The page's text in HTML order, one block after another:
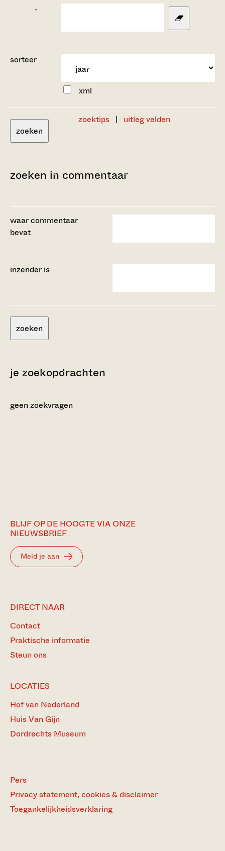
-
sorteer
xml
zoeken
zoektips | uitleg velden
zoeken in commentaar
waar commentaar
bevat
inzender is
zoeken
je zoekopdrachten
geen zoekvragen
BLIJF OP DE HOOGTE VIA ONZE
NIEUWSBRIEF
Meld je aan
DIRECT NAAR
Contact
Praktische informatie
Steun ons
LOCATIES
Hof van Nederland
Huis Van Gijn
Dordrechts Museum
Pers
Privacy statement, cookies & disclaimer
Toegankelijkheidsverklaring